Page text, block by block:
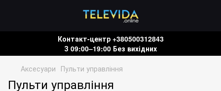
Контакт-центр +380500312843
З 09:00–19:00 Без вихідних
Аксесуари Пульти управління
Пульти управління